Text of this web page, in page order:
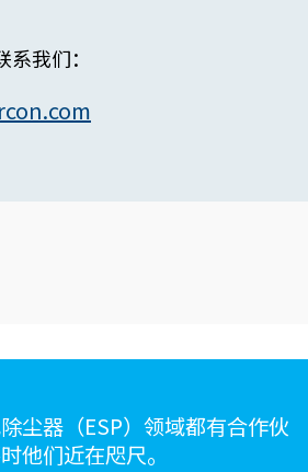
我们：
尘器（ESP）领域都有合作伙
他们近在咫尺。